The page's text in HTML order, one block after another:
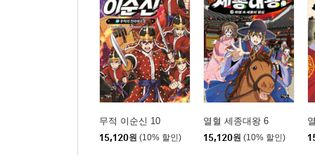
무적 이순신 10
15,120원 (10% 할인)
열혈 세종대왕 6
15,120원 (10% 할인)